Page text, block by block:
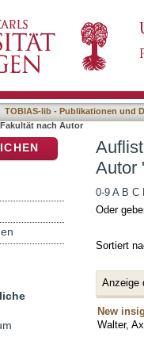
TOBIAS-lib - Publikationen und
nach Autor
Autor
0-9 A B C
Oder
Sortiert
Anzeige
New
Walter,